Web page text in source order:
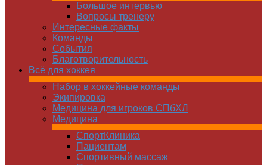
Большое интервью
Вопросы тренеру
Интересные факты
Команды
Cобытия
Благотворительность
Всё для хоккея
Набор в хоккейные команды
Экипировка
Медицина для игроков СПбХЛ
Медицина
СпортКлиника
Пациентам
Спортивный массаж